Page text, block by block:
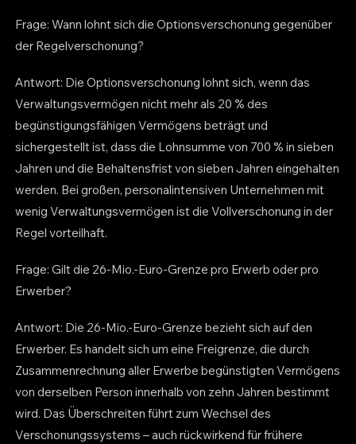
Frage: Wann lohnt sich die Optionsverschonung gegenüber
der Regelverschonung?
Antwort: Die Optionsverschonung lohnt sich, wenn das
Verwaltungsvermögen nicht mehr als 20 % des
begünstigungsfähigen Vermögens beträgt und
sichergestellt ist, dass die Lohnsumme von 700 % in sieben
Jahren und die Behaltensfrist von sieben Jahren eingehalten
werden. Bei großen, personalintensiven Unternehmen mit
wenig Verwaltungsvermögen ist die Vollverschonung in der
Regel vorteilhaft.
Frage: Gilt die 26-Mio.-Euro-Grenze pro Erwerb oder pro
Erwerber?
Antwort: Die 26-Mio.-Euro-Grenze bezieht sich auf den
Erwerber. Es handelt sich um eine Freigrenze, die durch
Zusammenrechnung aller Erwerbe begünstigten Vermögens
von derselben Person innerhalb von zehn Jahren bestimmt
wird. Das Überschreiten führt zum Wechsel des
Verschonungssystems – auch rückwirkend für frühere